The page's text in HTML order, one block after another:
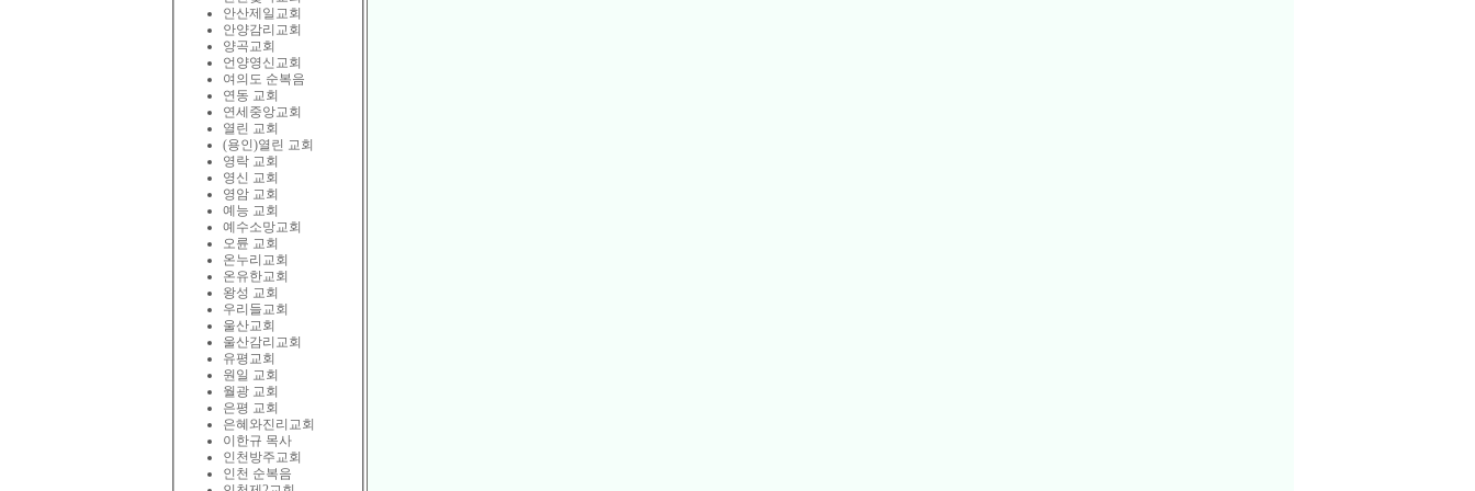
안산제일교회
안양감리교회
양곡교회
언양영신교회
여의도 순복음
연동 교회
연세중앙교회
열린 교회
(용인)열린 교회
영락 교회
영신 교회
영암 교회
예능 교회
예수소망교회
오륜 교회
온누리교회
온유한교회
왕성 교회
우리들교회
울산교회
울산감리교회
유평교회
원일 교회
월광 교회
은평 교회
은혜와진리교회
이한규 목사
인천방주교회
인천 순복음